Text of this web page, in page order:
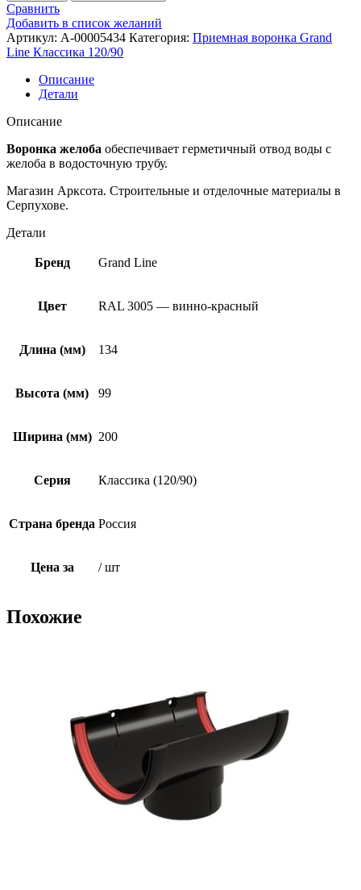
Сравнить
Добавить в список желаний
Артикул: A-00005434 Категория: Приемная воронка Grand
Line Классика 120/90
Описание
Детали
Описание
Воронка желоба обеспечивает герметичный отвод воды с
желоба в водосточную трубу.
Магазин Арксота. Строительные и отделочные материалы в
Серпухове.
Детали
Бренд Grand Line
Цвет RAL 3005 — винно-красный
Длина (мм) 134
Высота (мм) 99
Ширина (мм) 200
Серия Классика (120/90)
Страна бренда Россия
Цена за / шт
Похожие